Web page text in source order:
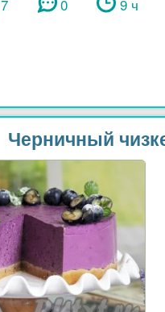
7 0 9 ч
Черничный